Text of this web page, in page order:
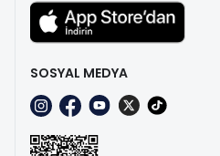
SOSYAL MEDYA